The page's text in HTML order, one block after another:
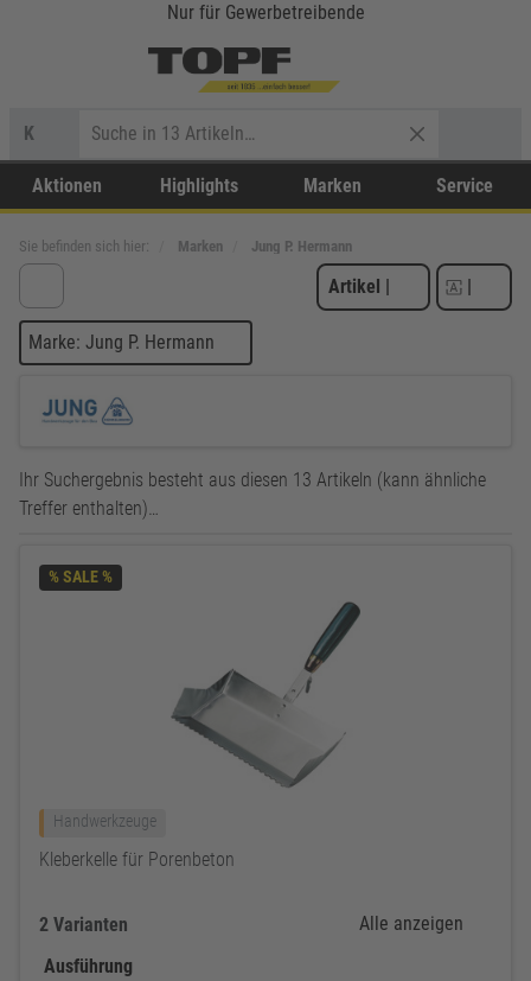
Nur für Gewerbetreibende
K
Aktionen Highlights Marken Service
Sie befinden sich hier: Marken Jung P. Hermann
Artikel | |
Marke: Jung P. Hermann
Ihr Suchergebnis besteht aus diesen 13 Artikeln (kann ähnliche
Treffer enthalten)…
% SALE %
Handwerkzeuge
Kleberkelle für Porenbeton
2 Varianten
Alle anzeigen
Ausführung